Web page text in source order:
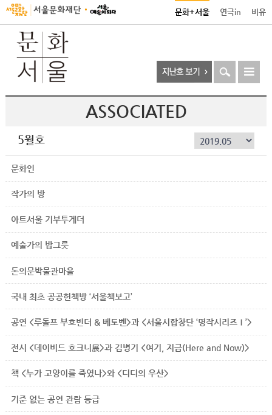
문화+서울 연극in 비유
ASSOCIATED
5월호
문화인
작가의 방
아트서울 기부투게더
예술가의 밥그릇
돈의문박물관마을
국내 최초 공공헌책방 ‘서울책보고’
공연 <루돌프 부흐빈더 & 베토벤>과 <서울시합창단 ‘명작시리즈Ⅰ’>
전시 <데이비드 호크니展>과 김병기 <여기, 지금(Here and Now)>
책 <누가 고양이를 죽였나>와 <디디의 우산>
기준 없는 공연 관람 등급